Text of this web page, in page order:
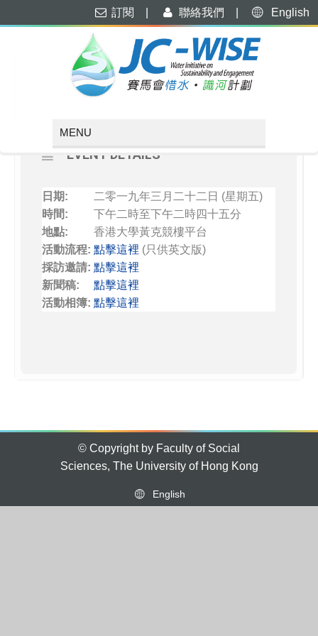
訂閱 聯絡我們 English
MARCH, 2019
「識水惜食校園」啟動禮
EVENT DETAILS
日期:
二零一九年三月二十二日 (星期五)
時間:
下午二時至下午二時四十五分
地點:
香港大學黃克競樓平台
活動流程: 點擊這裡 (只供英文版)
採訪邀請: 點擊這裡
新聞稿:
點擊這裡
活動相簿: 點擊這裡
© Copyright by Faculty of Social
Sciences, The University of Hong Kong
English